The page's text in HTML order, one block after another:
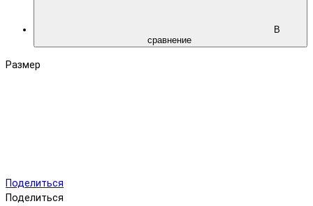
В
сравнение
Размер
Поделиться
Поделиться